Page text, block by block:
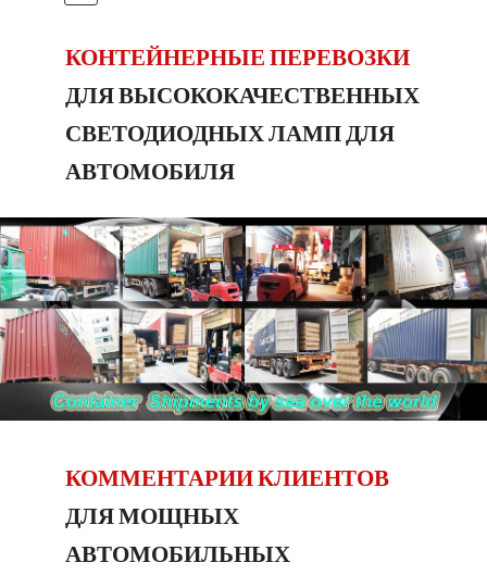
КОНТЕЙНЕРНЫЕ ПЕРЕВОЗКИ
ДЛЯ ВЫСОКОКАЧЕСТВЕННЫХ
СВЕТОДИОДНЫХ ЛАМП ДЛЯ
АВТОМОБИЛЯ
КОММЕНТАРИИ КЛИЕНТОВ
ДЛЯ МОЩНЫХ
АВТОМОБИЛЬНЫХ